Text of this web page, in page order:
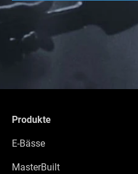
Produkte
E-Bässe
MasterBuilt